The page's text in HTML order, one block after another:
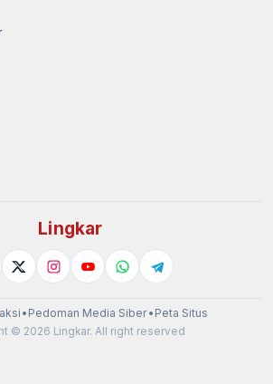
© 2026 Lingkar. All right reserved